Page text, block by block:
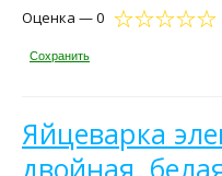
Оценка — 0
Сохранить
Яйцеварка
двойная,